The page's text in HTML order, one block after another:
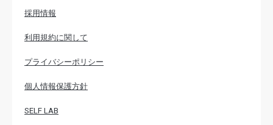
採用情報
利用規約に関して
プライバシーポリシー
個人情報保護方針
SELF LAB